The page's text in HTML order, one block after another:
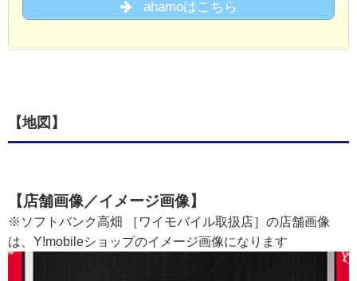
ahamoはこちら
【地図】
【店舗画像／イメージ画像】
※ソフトバンク高畑 ［ワイモバイル取扱店］の店舗画像
は、Y!mobileショップのイメージ画像になります